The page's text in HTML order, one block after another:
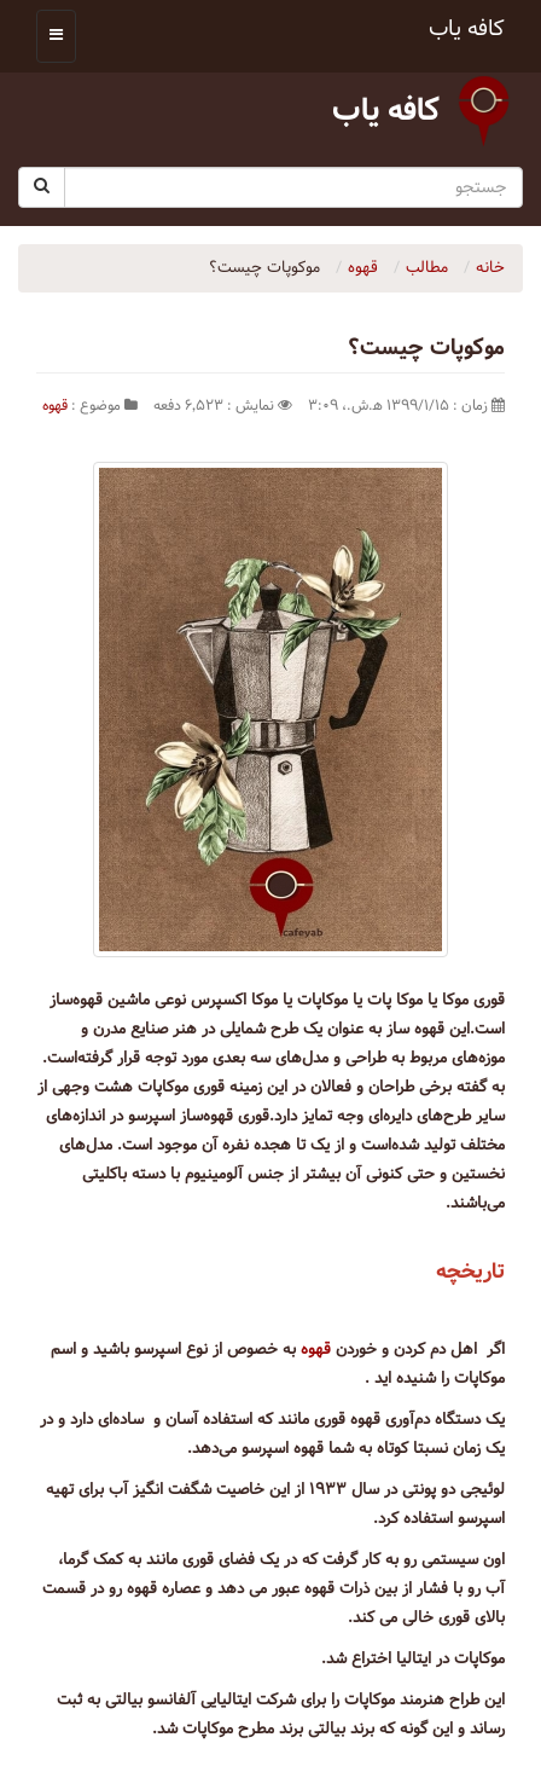
کافه یاب
کافه یاب
خانه مطالب قهوه موکوپات چیست؟
موکوپات چیست؟
زمان : ۱۳۹۹/۱/۱۵ ه‍.ش.،‏ ۳:۰۹ نمایش : ۶٬۵۲۳ دفعه موضوع : قهوه
قوری موکا یا موکا پات یا موکاپات یا موکا اکسپرس نوعی ماشین قهوه‌ساز
است.این قهوه ساز به عنوان یک طرح شمایلی در هنر صنایع مدرن و
موزه‌های مربوط به طراحی و مدل‌های سه بعدی مورد توجه قرار گرفته‌است.
به گفته برخی طراحان و فعالان در این زمینه قوری موکاپات هشت وجهی از
سایر طرح‌های دایره‌ای وجه تمایز دارد.قوری قهوه‌ساز اسپرسو در اندازه‌های
مختلف تولید شده‌است و از یک تا هجده نفره آن موجود است. مدل‌های
نخستین و حتی کنونی آن بیشتر از جنس آلومینیوم با دسته باکلیتی
می‌باشند.
تاریخچه
اگر اهل دم کردن و خوردنقهوهبه خصوص از نوع اسپرسو باشید و اسم
موکاپات را شنیده اید .
یک دستگاه دم‌آوری قهوه قوری مانند که استفاده آسان و ساده‌ای دارد و در
یک زمان نسبتا کوتاه به شما قهوه اسپرسو می‌دهد.
لوئیجی دو پونتی در سال ۱۹۳۳ از این خاصیت شگفت انگیز آب برای تهیه
اسپرسو استفاده کرد.
اون سیستمی رو به کار گرفت که در یک فضای قوری مانند به کمک گرما،
آب رو با فشار از بین ذرات قهوه عبور می دهد و عصاره قهوه رو در قسمت
بالای قوری خالی می کند.
موکاپات در ایتالیا اختراع شد.
این طراح هنرمند موکاپات را برای شرکت ایتالیایی آلفانسو بیالتی به ثبت
رساند و این گونه که برند بیالتی برند مطرح موکاپات شد.